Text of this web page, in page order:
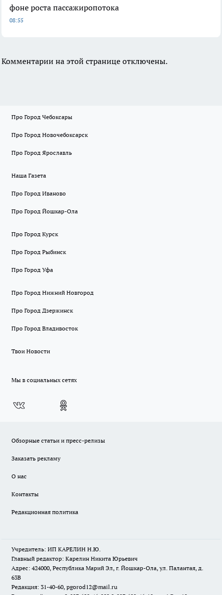
фоне роста пассажиропотока
08:55
Комментарии на этой странице отключены.
Про Город Чебоксары
Про Город Новочебоксарск
Про Город Ярославль
Наша Газета
Про Город Иваново
Про Город Йошкар-Ола
Про Город Курск
Про Город Рыбинск
Про Город Уфа
Про Город Нижний Новгород
Про Город Дзержинск
Про Город Владивосток
Твои Новости
Мы в социальных сетях
Обзорные статьи и пресс-релизы
Заказать рекламу
О нас
Контакты
Редакционная политика
Учредитель: ИП КАРЕЛИН Н.Ю.
Главный редактор: Карелин Никита Юрьевич
Адрес: 424000, Республика Марий Эл, г. Йошкар-Ола, ул. Палантая, д.
63В
Редакция: 31-40-60, pgorod12@mail.ru